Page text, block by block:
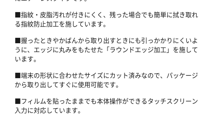
■指紋・皮脂汚れが付きにくく、残った場合でも簡単に拭き取れ
る指紋防止加工を施しています。
■握ったときやかばんから取り出すときにも引っかかりにくいよ
うに、エッジに丸みをもたせた「ラウンドエッジ加工」を施して
います。
■端末の形状に合わせたサイズにカット済みなので、パッケージ
から取り出してすぐに使用可能です。
■フィルムを貼ったままでも本体操作ができるタッチスクリーン
入力に対応しています。